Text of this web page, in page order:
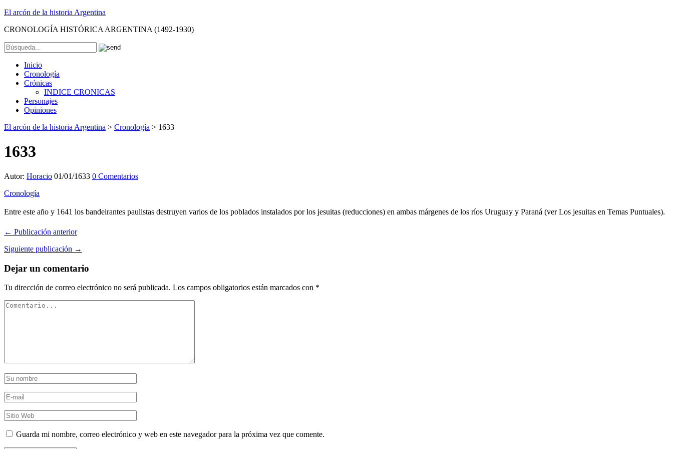
El arcón de la historia Argentina
CRONOLOGÍA HISTÓRICA ARGENTINA (1492-1930)
Inicio
Cronología
Crónicas
INDICE CRONICAS
Personajes
Opiniones
El arcón de la historia Argentina > Cronología > 1633
1633
Autor: Horacio 01/01/1633 0 Comentarios
Cronología
Entre este año y 1641 los bandeirantes paulistas destruyen varios de los poblados instalados por los jesuitas (reducciones) en ambas márgenes de los ríos Uruguay y Paraná (ver Los jesuitas en Temas Puntuales).
← Publicación anterior
Siguiente publicación →
Dejar un comentario
Tu dirección de correo electrónico no será publicada. Los campos obligatorios están marcados con *
Guarda mi nombre, correo electrónico y web en este navegador para la próxima vez que comente.